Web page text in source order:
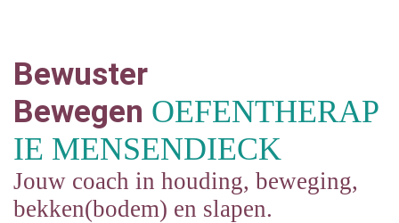
Bewuster
Bewegen OEFENTHERAP
IE MENSENDIECK
Jouw coach in houding, beweging,
bekken(bodem) en slapen.